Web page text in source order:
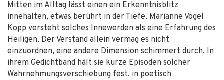
Mitten im Alltag lässt einen ein Erkenntnisblitz
innehalten, etwas berührt in der Tiefe. Marianne Vogel
Kopp versteht solches Innewerden als eine Erfahrung des
Heiligen. Der Verstand allein vermag es nicht
einzuordnen, eine andere Dimension schimmert durch. In
ihrem Gedichtband hält sie kurze Episoden solcher
Wahrnehmungsverschiebung fest, in poetisch